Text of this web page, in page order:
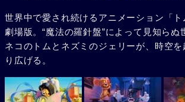
世界中で愛され続けるアニメーション「
劇場版。“魔法の羅針盤”によって見知らぬ
ネコのトムとネズミのジェリーが、時空
り広げる。